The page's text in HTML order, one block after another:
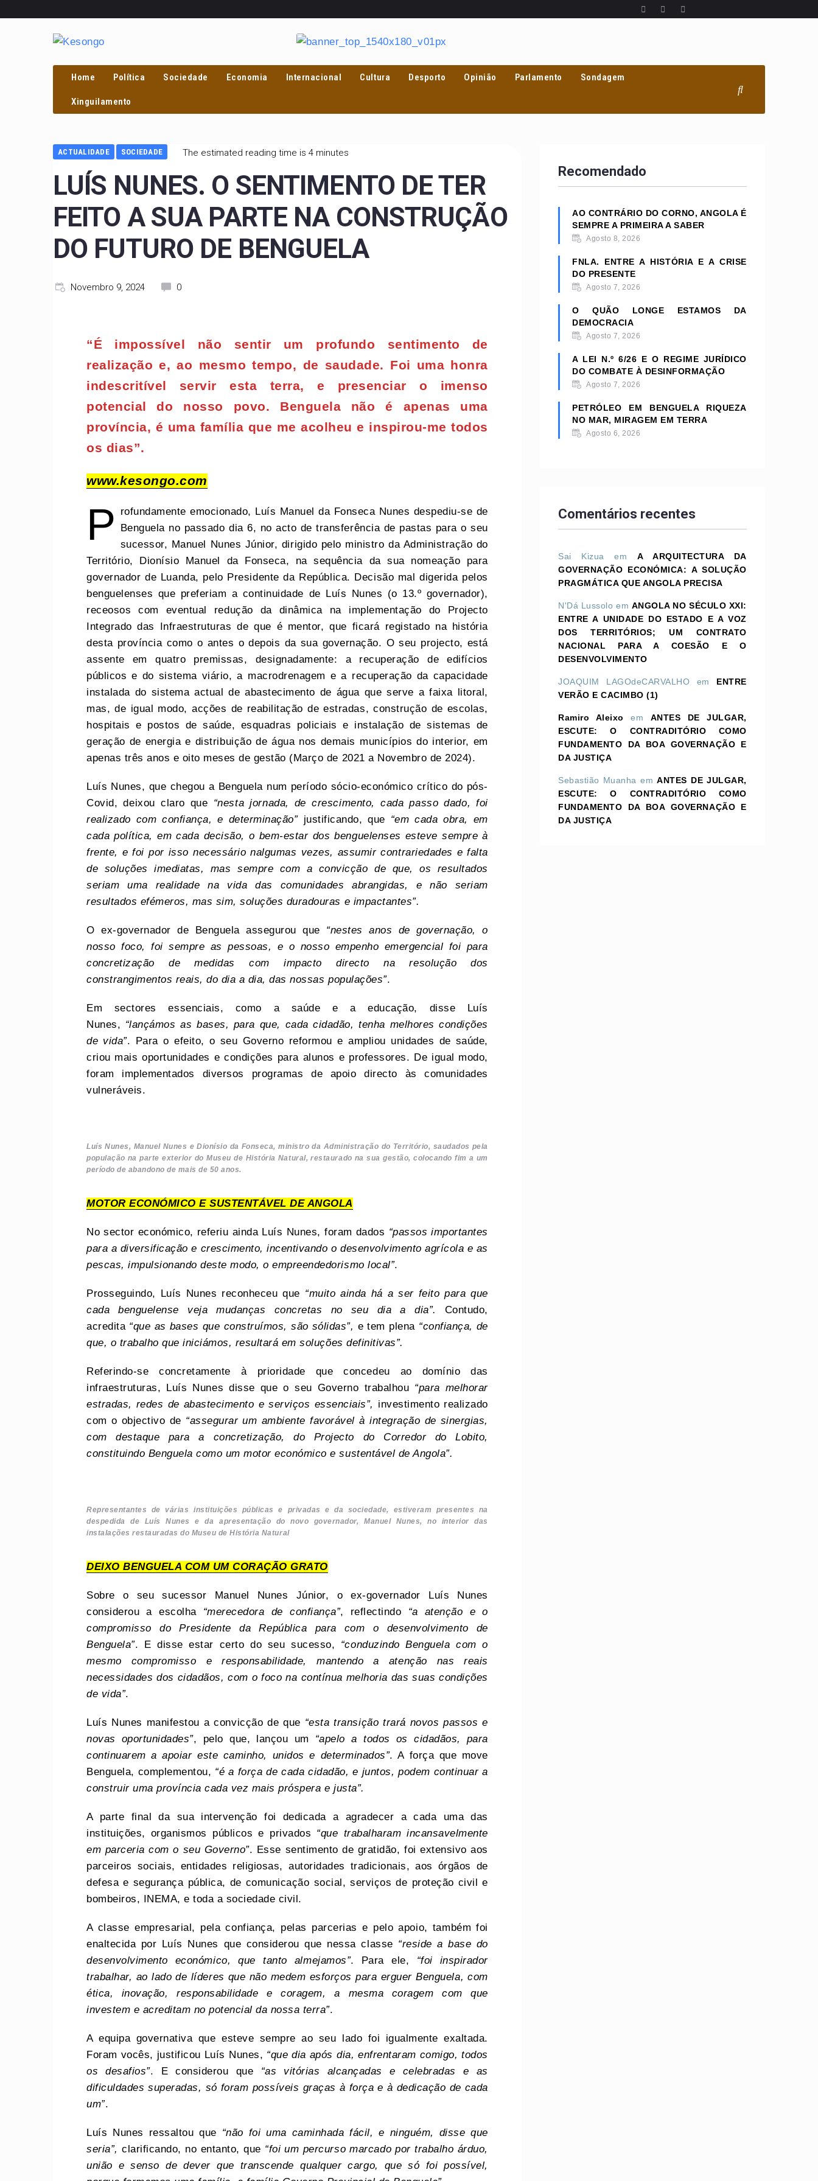
Home Política Sociedade Economia Internacional Cultura Desporto Opinião Parlamento Sondagem
Xinguilamento
ACTUALIDADE SOCIEDADE The estimated reading time is 4 minutes
LUÍS NUNES. O SENTIMENTO DE TER
FEITO A SUA PARTE NA CONSTRUÇÃO
DO FUTURO DE BENGUELA
Novembro 9, 2024 0
“É impossível não sentir um profundo sentimento de
realização e, ao mesmo tempo, de saudade. Foi uma honra
indescritível servir esta terra, e presenciar o imenso
potencial do nosso povo. Benguela não é apenas uma
província, é uma família que me acolheu e inspirou-me todos
os dias”.
www.kesongo.com
P
rofundamente emocionado, Luís Manuel da Fonseca Nunes despediu-se de
Benguela no passado dia 6, no acto de transferência de pastas para o seu
sucessor, Manuel Nunes Júnior, dirigido pelo ministro da Administração do
Território, Dionísio Manuel da Fonseca, na sequência da sua nomeação para
governador de Luanda, pelo Presidente da República. Decisão mal digerida pelos
benguelenses que preferiam a continuidade de Luís Nunes (o 13.º governador),
receosos com eventual redução da dinâmica na implementação do Projecto
Integrado das Infraestruturas de que é mentor, que ficará registado na história
desta província como o antes o depois da sua governação. O seu projecto, está
assente em quatro premissas, designadamente: a recuperação de edifícios
públicos e do sistema viário, a macrodrenagem e a recuperação da capacidade
instalada do sistema actual de abastecimento de água que serve a faixa litoral,
mas, de igual modo, acções de reabilitação de estradas, construção de escolas,
hospitais e postos de saúde, esquadras policiais e instalação de sistemas de
geração de energia e distribuição de água nos demais municípios do interior, em
apenas três anos e oito meses de gestão (Março de 2021 a Novembro de 2024).
Luís Nunes, que chegou a Benguela num período sócio-económico crítico do pós-
Covid, deixou claro que “nesta jornada, de crescimento, cada passo dado, foi
realizado com confiança, e determinação” justificando, que “em cada obra, em
cada política, em cada decisão, o bem-estar dos benguelenses esteve sempre à
frente, e foi por isso necessário nalgumas vezes, assumir contrariedades e falta
de soluções imediatas, mas sempre com a convicção de que, os resultados
seriam uma realidade na vida das comunidades abrangidas, e não seriam
resultados efémeros, mas sim, soluções duradouras e impactantes”.
O ex-governador de Benguela assegurou que “nestes anos de governação, o
nosso foco, foi sempre as pessoas, e o nosso empenho emergencial foi para
concretização de medidas com impacto directo na resolução dos
constrangimentos reais, do dia a dia, das nossas populações”.
Em sectores essenciais, como a saúde e a educação, disse Luís
Nunes, “lançámos as bases, para que, cada cidadão, tenha melhores condições
de vida”. Para o efeito, o seu Governo reformou e ampliou unidades de saúde,
criou mais oportunidades e condições para alunos e professores. De igual modo,
foram implementados diversos programas de apoio directo às comunidades
vulneráveis.
Luís Nunes, Manuel Nunes e Dionísio da Fonseca, ministro da Administração do Território, saudados pela
população na parte exterior do Museu de História Natural, restaurado na sua gestão, colocando fim a um
período de abandono de mais de 50 anos.
MOTOR ECONÓMICO E SUSTENTÁVEL DE ANGOLA
No sector económico, referiu ainda Luís Nunes, foram dados “passos importantes
para a diversificação e crescimento, incentivando o desenvolvimento agrícola e as
pescas, impulsionando deste modo, o empreendedorismo local”.
Prosseguindo, Luís Nunes reconheceu que “muito ainda há a ser feito para que
cada benguelense veja mudanças concretas no seu dia a dia”. Contudo,
acredita “que as bases que construímos, são sólidas”, e tem plena “confiança, de
que, o trabalho que iniciámos, resultará em soluções definitivas”.
Referindo-se concretamente à prioridade que concedeu ao domínio das
infraestruturas, Luís Nunes disse que o seu Governo trabalhou “para melhorar
estradas, redes de abastecimento e serviços essenciais”, investimento realizado
com o objectivo de “assegurar um ambiente favorável à integração de sinergias,
com destaque para a concretização, do Projecto do Corredor do Lobito,
constituindo Benguela como um motor económico e sustentável de Angola”.
Representantes de várias instituições públicas e privadas e da sociedade, estiveram presentes na
despedida de Luís Nunes e da apresentação do novo governador, Manuel Nunes, no interior das
instalações restauradas do Museu de História Natural
DEIXO BENGUELA COM UM CORAÇÃO GRATO
Sobre o seu sucessor Manuel Nunes Júnior, o ex-governador Luís Nunes
considerou a escolha “merecedora de confiança”, reflectindo “a atenção e o
compromisso do Presidente da República para com o desenvolvimento de
Benguela”. E disse estar certo do seu sucesso, “conduzindo Benguela com o
mesmo compromisso e responsabilidade, mantendo a atenção nas reais
necessidades dos cidadãos, com o foco na contínua melhoria das suas condições
de vida”.
Luís Nunes manifestou a convicção de que “esta transição trará novos passos e
novas oportunidades”, pelo que, lançou um “apelo a todos os cidadãos, para
continuarem a apoiar este caminho, unidos e determinados”. A força que move
Benguela, complementou, “é a força de cada cidadão, e juntos, podem continuar a
construir uma província cada vez mais próspera e justa”.
A parte final da sua intervenção foi dedicada a agradecer a cada uma das
instituições, organismos públicos e privados “que trabalharam incansavelmente
em parceria com o seu Governo”. Esse sentimento de gratidão, foi extensivo aos
parceiros sociais, entidades religiosas, autoridades tradicionais, aos órgãos de
defesa e segurança pública, de comunicação social, serviços de proteção civil e
bombeiros, INEMA, e toda a sociedade civil.
A classe empresarial, pela confiança, pelas parcerias e pelo apoio, também foi
enaltecida por Luís Nunes que considerou que nessa classe “reside a base do
desenvolvimento económico, que tanto almejamos”. Para ele, “foi inspirador
trabalhar, ao lado de líderes que não medem esforços para erguer Benguela, com
ética, inovação, responsabilidade e coragem, a mesma coragem com que
investem e acreditam no potencial da nossa terra”.
A equipa governativa que esteve sempre ao seu lado foi igualmente exaltada.
Foram vocês, justificou Luís Nunes, “que dia após dia, enfrentaram comigo, todos
os desafios”. E considerou que “as vitórias alcançadas e celebradas e as
dificuldades superadas, só foram possíveis graças à força e à dedicação de cada
um”.
Luís Nunes ressaltou que “não foi uma caminhada fácil, e ninguém, disse que
seria”, clarificando, no entanto, que “foi um percurso marcado por trabalho árduo,
união e senso de dever que transcende qualquer cargo, que só foi possível,
Recomendado
AO CONTRÁRIO DO CORNO, ANGOLA É
SEMPRE A PRIMEIRA A SABER
Agosto 8, 2026
FNLA. ENTRE A HISTÓRIA E A CRISE
DO PRESENTE
Agosto 7, 2026
O QUÃO LONGE ESTAMOS DA
DEMOCRACIA
Agosto 7, 2026
A LEI N.º 6/26 E O REGIME JURÍDICO
DO COMBATE À DESINFORMAÇÃO
Agosto 7, 2026
PETRÓLEO EM BENGUELA RIQUEZA
NO MAR, MIRAGEM EM TERRA
Agosto 6, 2026
Comentários recentes
Sai Kizua emA ARQUITECTURA DA
GOVERNAÇÃO ECONÓMICA: A SOLUÇÃO
PRAGMÁTICA QUE ANGOLA PRECISA
N'Dá Lussolo em ANGOLA NO SÉCULO XXI:
ENTRE A UNIDADE DO ESTADO E A VOZ
DOS TERRITÓRIOS; UM CONTRATO
NACIONAL PARA A COESÃO E O
DESENVOLVIMENTO
JOAQUIM LAGOdeCARVALHO em ENTRE
VERÃO E CACIMBO (1)
Ramiro Aleixo em ANTES DE JULGAR,
ESCUTE: O CONTRADITÓRIO COMO
FUNDAMENTO DA BOA GOVERNAÇÃO E
DA JUSTIÇA
Sebastião Muanha emANTES DE JULGAR,
ESCUTE: O CONTRADITÓRIO COMO
FUNDAMENTO DA BOA GOVERNAÇÃO E
DA JUSTIÇA